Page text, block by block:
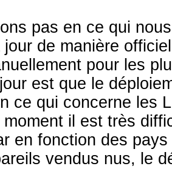
pas en ce qui
de manière
pour les
est que le
ce qui concerne les
il est très
en fonction des
vendus nus, le